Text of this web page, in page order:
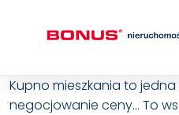
Kupno mieszkania to
negocjowanie ceny… To